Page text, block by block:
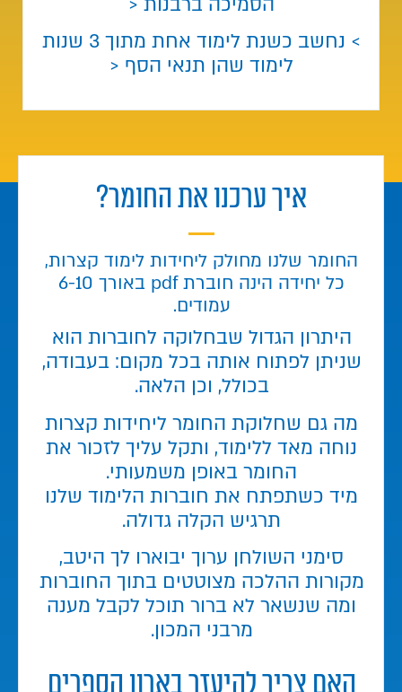
> נחשב כשנת לימוד אחת מתוך 3 שנות
לימוד שהן תנאי הסף <
איך ערכנו את החומר?
החומר שלנו מחולק ליחידות לימוד קצרות,
כל יחידה הינה חוברת pdf באורך 6-10
עמודים.
היתרון הגדול שבחלוקה לחוברות הוא
שניתן לפתוח אותה בכל מקום: בעבודה,
בכולל, וכן הלאה.
מה גם שחלוקת החומר ליחידות קצרות
נוחה מאד ללימוד, ותקל עליך לזכור את
החומר באופן משמעותי.
מיד כשתפתח את חוברות הלימוד שלנו
תרגיש הקלה גדולה.
סימני השולחן ערוך יבוארו לך היטב,
מקורות ההלכה מצוטטים בתוך החוברות
ומה שנשאר לא ברור תוכל לקבל מענה
מרבני המכון.
האם צריך להיעזר בארון הספרים